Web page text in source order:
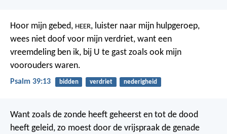
Hoor mijn gebed, HEER, luister naar mijn hulpgeroep,
wees niet doof voor mijn verdriet, want een
vreemdeling ben ik, bij U te gast zoals ook mijn
voorouders waren.
Psalm 39:13 bidden verdriet nederigheid
Want zoals de zonde heeft geheerst en tot de dood
heeft geleid, zo moest door de vrijspraak de genade